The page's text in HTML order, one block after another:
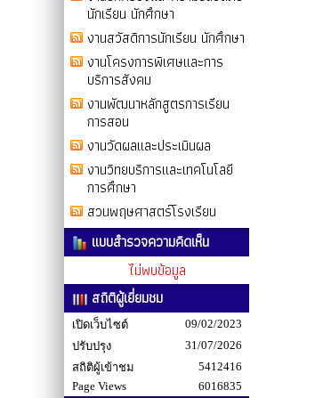
นักเรียน นักศึกษา
งานสวัสดิการนักเรียน นักศึกษา
งานโครงการพิเศษและการ
บริการสังคม
งานพัฒนาหลักสูตรการเรียน
การสอน
งานวัดผลและประเมินผล
งานวิทยบริการและเทคโนโลยี
การศึกษา
สวนพฤษศาสตร์โรงเรียน
แบบสำรวจความคิดเห็น
ไม่พบข้อมูล
สถิติผู้เยี่ยมชม
เปิดเว็บไซต์
09/02/2023
ปรับปรุง
31/07/2026
สถิติผู้เข้าชม
5412416
Page Views
6016835